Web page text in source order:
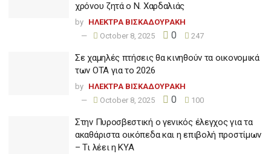
χρόνου ζητά ο Ν. Χαρδαλιάς
by ΗΛΕΚΤΡΑ ΒΙΣΚΑΔΟΥΡΑΚΗ
October 8, 2025
0 247
Σε χαμηλές πτήσεις θα κινηθούν τα οικονομικά
των ΟΤΑ για το 2026
by ΗΛΕΚΤΡΑ ΒΙΣΚΑΔΟΥΡΑΚΗ
October 8, 2025
0 100
Στην Πυροσβεστική ο γενικός έλεγχος για τα
ακαθάριστα οικόπεδα και η επιβολή προστίμων
– Τι λέει η ΚΥΑ